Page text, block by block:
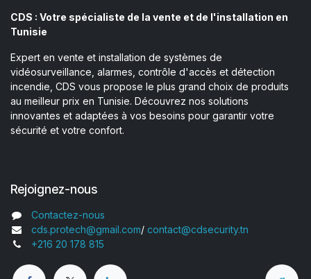
CDS : Votre spécialiste de la vente et de l'installation en
Tunisie
Expert en vente et installation de systèmes de
vidéosurveillance, alarmes, contrôle d'accès et détection
incendie, CDS vous propose le plus grand choix de produits
au meilleur prix en Tunisie. Découvrez nos solutions
innovantes et adaptées à vos besoins pour garantir votre
sécurité et votre confort.
Rejoignez-nous
Contactez-nous
cds.protech@gmail.com/ contact@cdsecurity.tn
+216 20 178 815